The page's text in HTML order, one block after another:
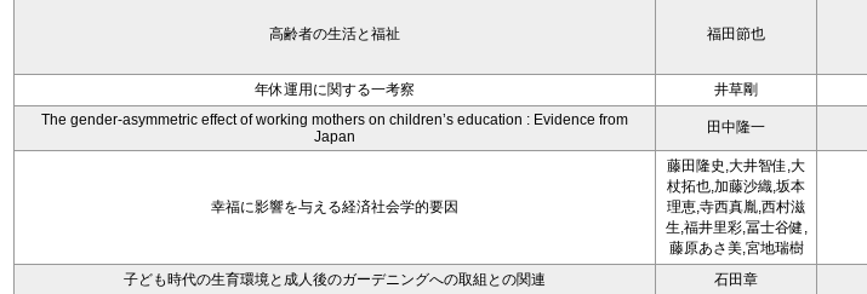
高齢者の生活と福祉 福田節也
年休運用に関する一考察
井草剛
The gender-asymmetric effect of working mothers on children’s education : Evidence from
Japan
田中隆一
幸福に影響を与える経済社会学的要因
藤田隆史,大井智佳,大
杖拓也,加藤沙織,坂本
理恵,寺西真胤,西村滋
生,福井里彩,冨士谷健,
藤原あさ美,宮地瑞樹
子ども時代の生育環境と成人後のガーデニングへの取組との関連 石田章